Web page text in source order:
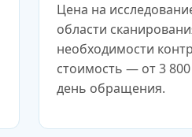
Цена на
области
необходимости
стоимость — от 3 800
день обращения.